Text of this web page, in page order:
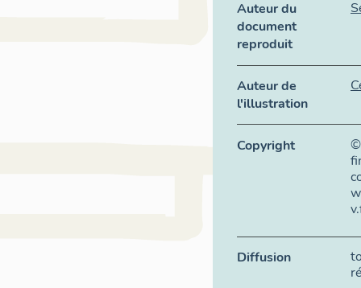
Auteur du
document
reproduit
Auteur de
l'illustration
Copyright
Diffusion